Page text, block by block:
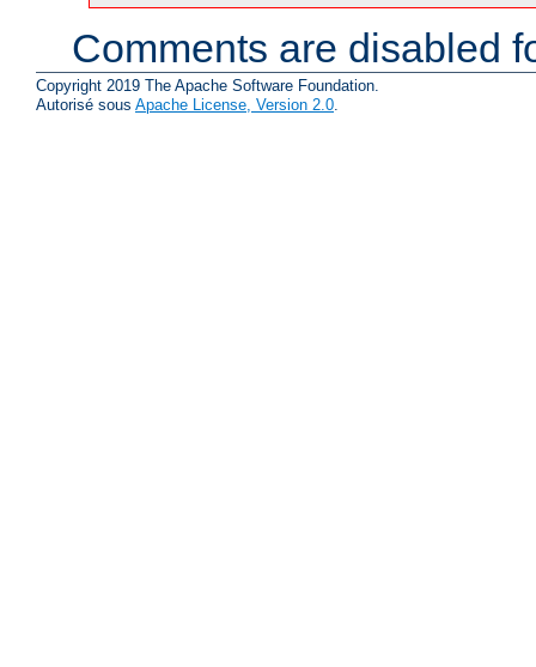
Comments are disabled
Copyright 2019 The Apache Software Foundation.
Autorisé sous Apache License, Version 2.0